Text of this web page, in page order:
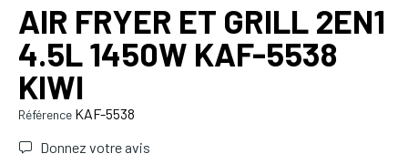
AIR FRYER ET GRILL 2EN1
4.5L 1450W KAF-5538
KIWI
Référence KAF-5538
Donnez votre avis